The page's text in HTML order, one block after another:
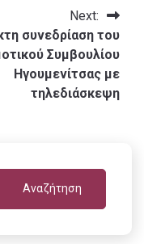
Next:
συνεδρίαση του
Συμβουλίου
Ηγουμενίτσας με
τηλεδιάσκεψη
Αναζήτηση